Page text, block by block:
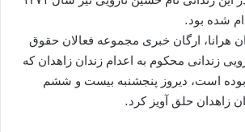
شده بود.
هرانا، ارگان خبری مجموعه فعالان حقوق
زندانی محکوم به اعدام زندان زاهدان که
زندانی بوده است، دیروز پنجشنبه بیست و ششم
زاهدان حلق آویز کرد.